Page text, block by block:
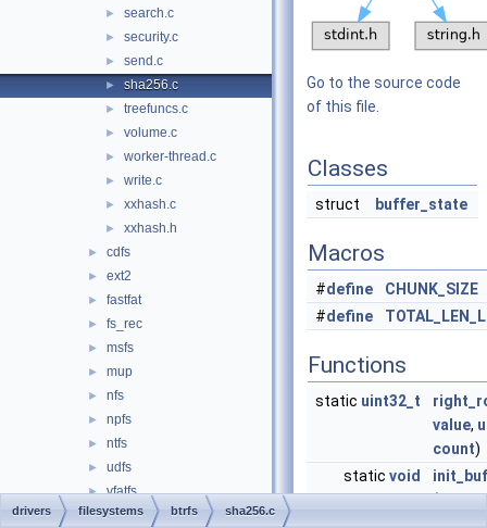
► search.c
► security.c
► send.c
► sha256.c
► treefuncs.c
► volume.c
► worker-thread.c
► write.c
► xxhash.c
► xxhash.h
► cdfs
► ext2
► fastfat
► fs_rec
► msfs
► mup
► nfs
► npfs
► ntfs
► udfs
► vfatfs
► filters
Go to the source code
of this file.
Classes
struct buffer_state
Macros
#define CHUNK_SIZE
#define
Functions
static uint32_t
value,
count)
static void
(struct
drivers filesystems btrfs sha256.c